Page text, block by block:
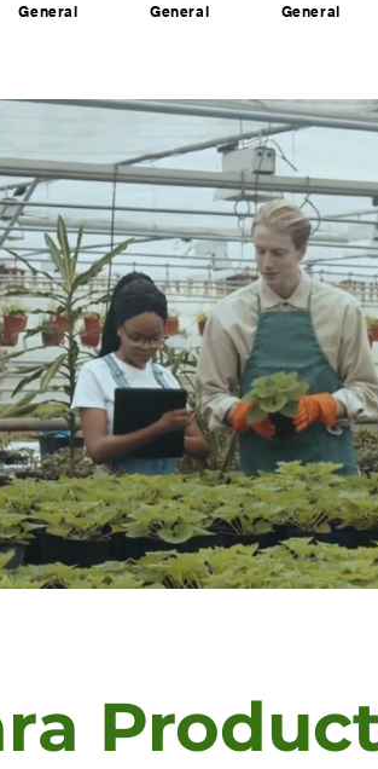
General General General